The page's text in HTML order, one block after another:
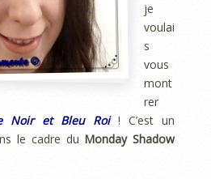
je
voulai
s
vous
mont
rer
Noir et Bleu Roi! C’est un
le cadre du Monday Shadow